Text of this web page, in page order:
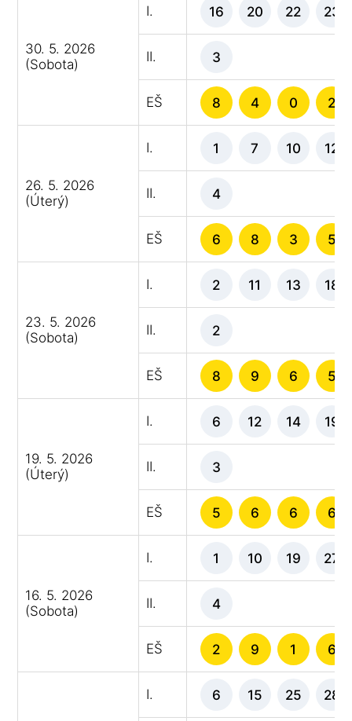
30. 5. 2026
(Sobota)
I. 16 20 22 23
II. 3
EŠ 8 4 0 2
26. 5. 2026
(Úterý)
I. 1 7 10 12
II. 4
EŠ 6 8 3 5
23. 5. 2026
(Sobota)
I. 2 11 13 18
II. 2
EŠ 8 9 6 5
19. 5. 2026
(Úterý)
I. 6 12 14 19
II. 3
EŠ 5 6 6 6
16. 5. 2026
(Sobota)
I. 1 10 19 27
II. 4
EŠ 2 9 1 6
I. 6 15 25 28